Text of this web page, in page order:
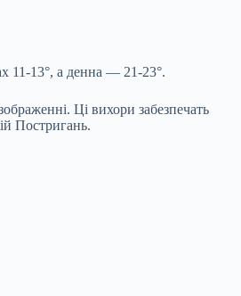
11-13°, а денна — 21-23°.
Ці вихори забезпечать
Постригань.